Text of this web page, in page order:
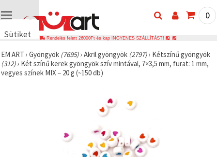
Sütiket
🍪 Cookie-
kat és
hasonló
0
Rendelés felett 26000Ft és kap INGYENES SZÁLLÍTÁST!
EM ART › Gyöngyök (7695)› Akril gyöngyök (2797)› Kétszínű gyöngyök
(312)› Két színű kerek gyöngyök szív mintával, 7×3,5 mm, furat: 1 mm,
vegyes színek MIX – 20 g (~150 db)